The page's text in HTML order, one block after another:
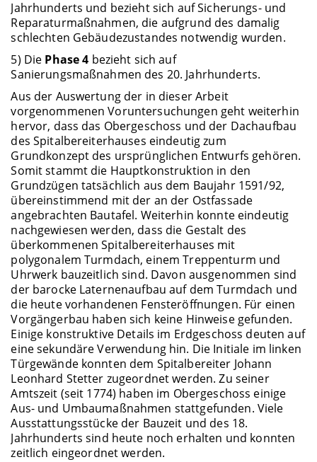
Jahrhunderts und bezieht sich auf Sicherungs- und
Reparaturmaßnahmen, die aufgrund des damalig
schlechten Gebäudezustandes notwendig wurden.
5) Die Phase 4 bezieht sich auf
Sanierungsmaßnahmen des 20. Jahrhunderts.
Aus der Auswertung der in dieser Arbeit
vorgenommenen Voruntersuchungen geht weiterhin
hervor, dass das Obergeschoss und der Dachaufbau
des Spitalbereiterhauses eindeutig zum
Grundkonzept des ursprünglichen Entwurfs gehören.
Somit stammt die Hauptkonstruktion in den
Grundzügen tatsächlich aus dem Baujahr 1591/92,
übereinstimmend mit der an der Ostfassade
angebrachten Bautafel. Weiterhin konnte eindeutig
nachgewiesen werden, dass die Gestalt des
überkommenen Spitalbereiterhauses mit
polygonalem Turmdach, einem Treppenturm und
Uhrwerk bauzeitlich sind. Davon ausgenommen sind
der barocke Laternenaufbau auf dem Turmdach und
die heute vorhandenen Fensteröffnungen. Für einen
Vorgängerbau haben sich keine Hinweise gefunden.
Einige konstruktive Details im Erdgeschoss deuten auf
eine sekundäre Verwendung hin. Die Initiale im linken
Türgewände konnten dem Spitalbereiter Johann
Leonhard Stetter zugeordnet werden. Zu seiner
Amtszeit (seit 1774) haben im Obergeschoss einige
Aus- und Umbaumaßnahmen stattgefunden. Viele
Ausstattungsstücke der Bauzeit und des 18.
Jahrhunderts sind heute noch erhalten und konnten
zeitlich eingeordnet werden.